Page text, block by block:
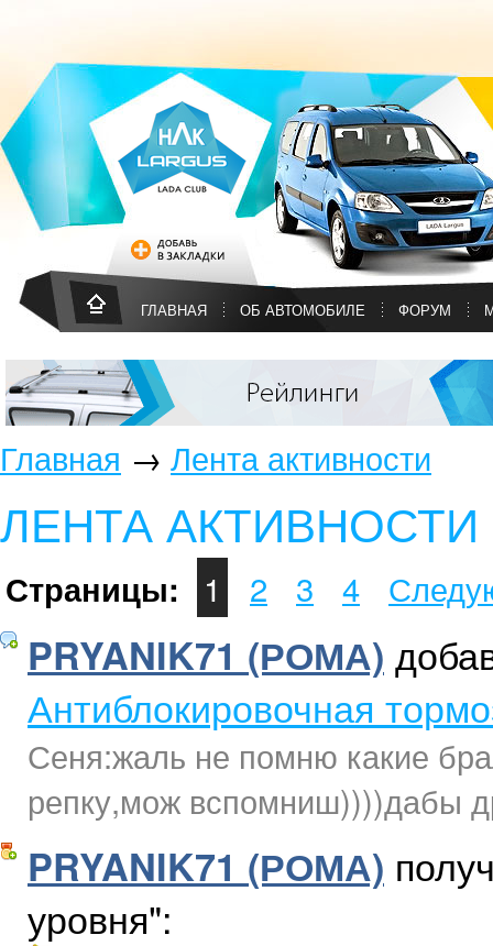
ГЛАВНАЯ ОБ АВТОМОБИЛЕ ФОРУМ
Главная → Лента активности
ЛЕНТА АКТИВНОСТИ
Страницы: 1 2 3 4
PRYANIK71 (РОМА)
Антиблокировочная
Сеня:жаль не помню какие
репку,мож вспомниш))))дабы
PRYANIK71 (РОМА)
уровня":